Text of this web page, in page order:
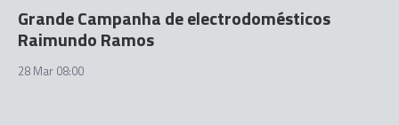
Grande Campanha de electrodomésticos
Raimundo Ramos
28 Mar 08:00